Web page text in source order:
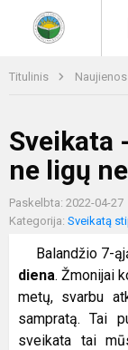
Titulinis Naujienos
Sveikata
ne ligų
Paskelbta: 2022-04-27
Kategorija: Sveikatą
Balandžio 7-
diena. Žmonijai
metų, svarbu
sampratą. Tai
sveikata tai